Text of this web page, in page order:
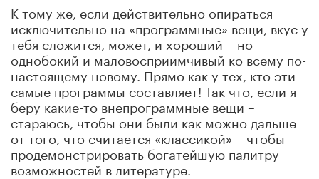
К тому же, если действительно опираться
исключительно на «программные» вещи, вкус у
тебя сложится, может, и хороший – но
однобокий и маловосприимчивый ко всему по-
настоящему новому. Прямо как у тех, кто эти
самые программы составляет! Так что, если я
беру какие-то внепрограммные вещи –
стараюсь, чтобы они были как можно дальше
от того, что считается «классикой» – чтобы
продемонстрировать богатейшую палитру
возможностей в литературе.